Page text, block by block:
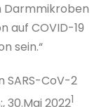
Darmmikroben
auf COVID-19
sein.“
SARS-CoV-2
30.Mai 20221